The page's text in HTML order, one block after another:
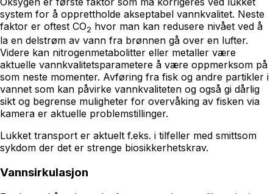
system for å opprettholde akseptabel vannkvalitet. Neste
faktor er oftest CO2 hvor man kan redusere nivået ved å
la en delstrøm av vann fra brønnen gå over en lufter.
Videre kan nitrogenmetabolitter eller metaller være
aktuelle vannkvalitetsparametere å være oppmerksom på
som neste momenter. Avføring fra fisk og andre partikler i
vannet som kan påvirke vannkvaliteten og også gi dårlig
sikt og begrense muligheter for overvåking av fisken via
kamera er aktuelle problemstillinger.
Lukket transport er aktuelt f.eks. i tilfeller med smittsom
sykdom der det er strenge biosikkerhetskrav.
Vannsirkulasjon